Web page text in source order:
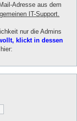
Adresse aus dem
IT-Support.
nur die Admins
klickt in dessen